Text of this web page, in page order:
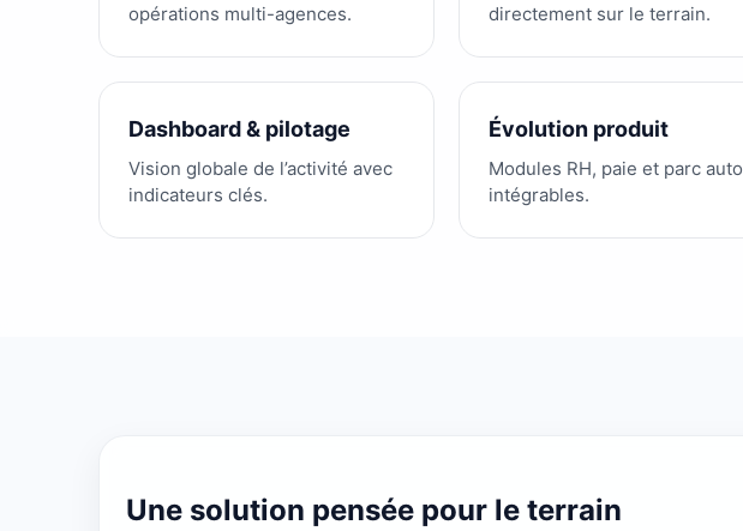
opérations multi-agences.
directement sur le terrain.
Dashboard & pilotage
Vision globale de l’activité avec
indicateurs clés.
Évolution produit
Modules RH, paie et parc auto
intégrables.
Une solution pensée pour le terrain